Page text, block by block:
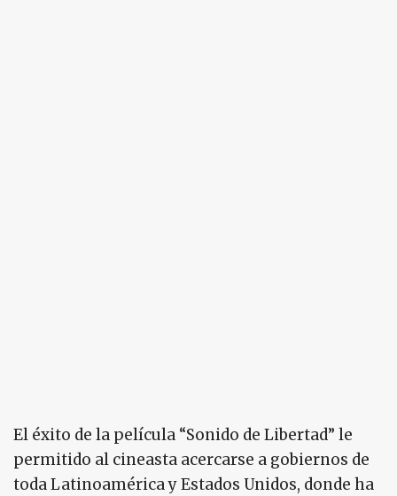
El éxito de la película “Sonido de Libertad” le
permitido al cineasta acercarse a gobiernos de
toda Latinoamérica y Estados Unidos, donde ha